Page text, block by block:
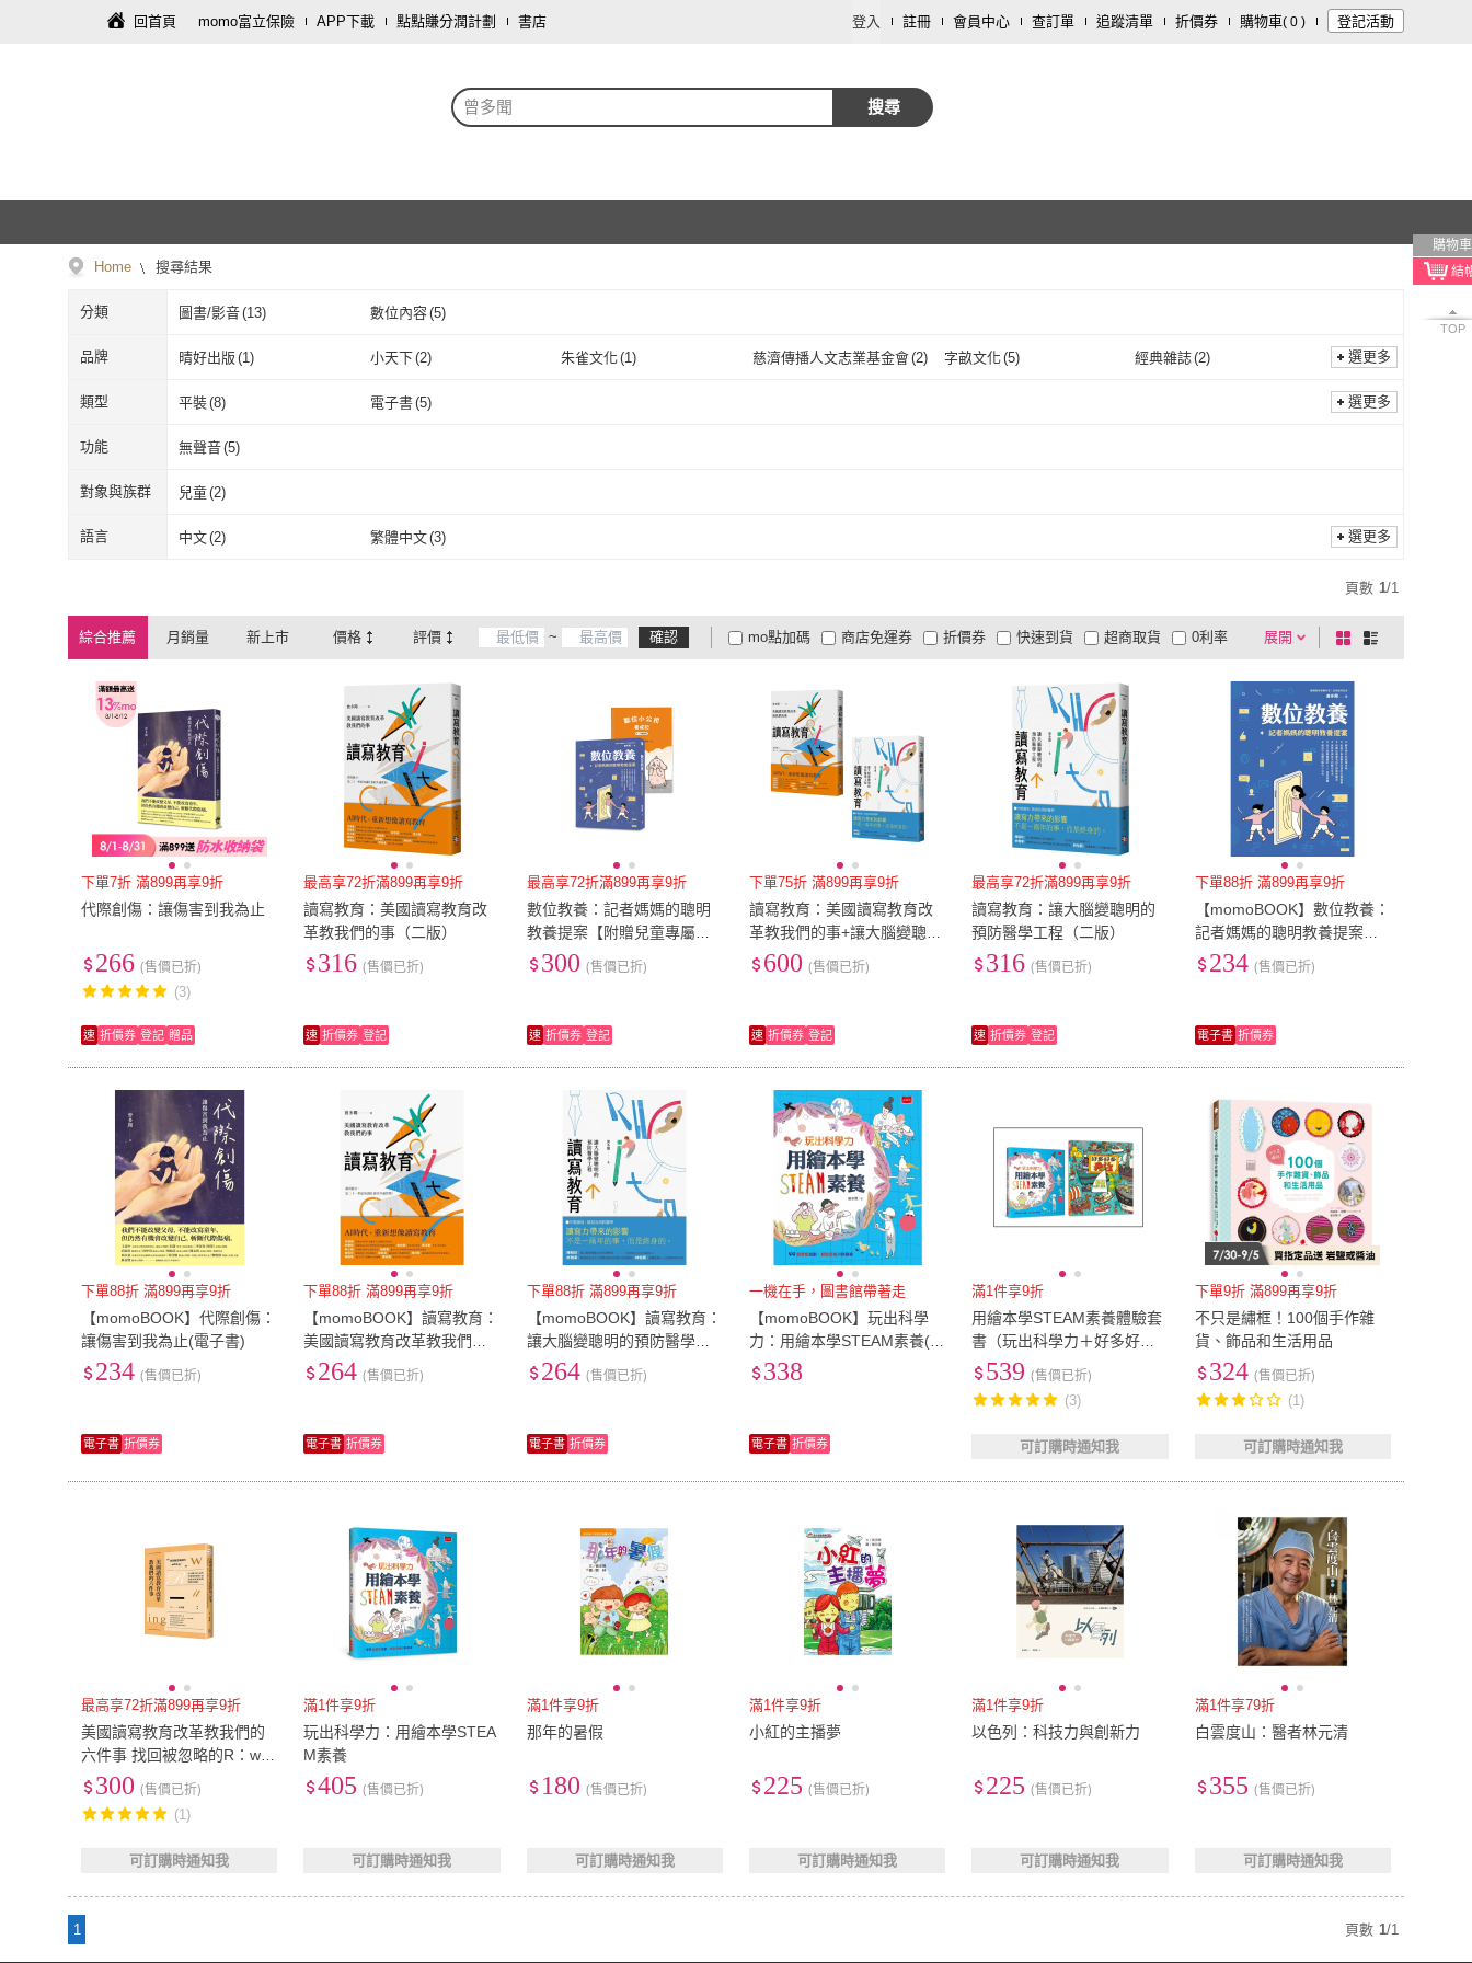
回首頁 momo富立保險 APP下載 點點賺分潤計劃 書店 登入 註冊 會員中心 查訂單 追蹤清單 折價券 購物車( 0 ) 登記活動
曾多聞 搜尋
購物車
TOP
Home 搜尋結果
分類 圖書/影音(13) 數位內容(5)
品牌 晴好出版 (1) 小天下(2) 朱雀文化(1) 慈濟傳播人文志業基金會(2) 字畝文化(5) 經典雜誌(2)
momoBOOK
晴好出版 小天下
momoBOOK
取消 選更多
類型 平裝(8) 電子書(5)
平裝(8
選更多
功能 無聲音(5)
無聲音
對象與族群 兒童(2)
兒童
語言 中文(2) 繁體中文(3) 選更多
頁數 1/1
綜合推薦 月銷量 新上市 價格 評價 ~ 確認 展開
折價券
有影片
商品有量 電視購物
mo點加碼 快速到貨 超商取貨
大家電安心配
大家電快配
商店免運券 0利率
及以上 及以上
棋
盤
列
下單7折 滿899再享9折
代際創傷：讓傷害到我為止
266 (售價已折)
(3)
速 折價券 登記 贈品
最高享72折滿899再享9折
讀寫教育：美國讀寫教育改
革教我們的事（二版）
316 (售價已折)
速 折價券 登記
最高享72折滿899再享9折
數位教養：記者媽媽的聰明
教養提案【附贈兒童專屬
《數位小公民養成記》】
300 (售價已折)
速 折價券 登記
下單75折 滿899再享9折
讀寫教育：美國讀寫教育改
革教我們的事+讓大腦變聰明
的預防醫學工程（套書共二
600 (售價已折)
速 折價券 登記
最高享72折滿899再享9折
讀寫教育：讓大腦變聰明的
預防醫學工程（二版）
316 (售價已折)
速 折價券 登記
下單88折 滿899再享9折
【momoBOOK】數位教養：
記者媽媽的聰明教養提案
【附贈兒童專屬《數位小公
民養成記》】(電子書)
234 (售價已折)
電子書 折價券
下單88折 滿899再享9折
【momoBOOK】代際創傷：
讓傷害到我為止(電子書)
234 (售價已折)
電子書 折價券
下單88折 滿899再享9折
【momoBOOK】讀寫教育：
美國讀寫教育改革教我們的
事（二版）(電子書)
264 (售價已折)
電子書 折價券
下單88折 滿899再享9折
【momoBOOK】讀寫教育：
讓大腦變聰明的預防醫學工
程（二版）(電子書)
264 (售價已折)
電子書 折價券
一機在手，圖書館帶著走
【momoBOOK】玩出科學
力：用繪本學STEAM素養(電
子書)
338
電子書 折價券
滿1件享9折
用繪本學STEAM素養體驗套
書（玩出科學力＋好多好多
船）
539 (售價已折)
(3)
可訂購時通知我
下單9折 滿899再享9折
不只是繡框！100個手作雜
貨、飾品和生活用品
324 (售價已折)
(1)
可訂購時通知我
最高享72折滿899再享9折
美國讀寫教育改革教我們的
六件事 找回被忽略的R：wRi
ting 作文
300 (售價已折)
(1)
可訂購時通知我
滿1件享9折
玩出科學力：用繪本學STEA
M素養
405 (售價已折)
可訂購時通知我
滿1件享9折
那年的暑假
180 (售價已折)
可訂購時通知我
滿1件享9折
小紅的主播夢
225 (售價已折)
可訂購時通知我
滿1件享9折
以色列：科技力與創新力
225 (售價已折)
可訂購時通知我
滿1件享79折
白雲度山：醫者林元清
355 (售價已折)
可訂購時通知我
1 頁數 1/1